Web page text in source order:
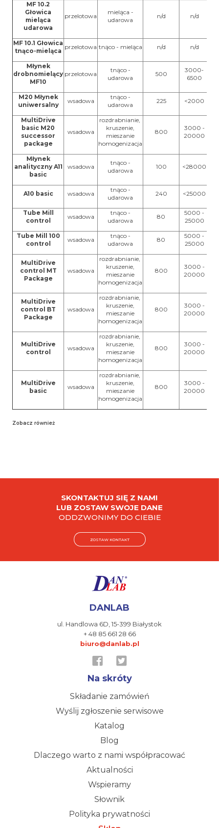
MF 10.2
Głowica
mieląca
udarowa
przelotowa
mieląca -
udarowa
n/d n/d
MF 10.1 Głowica
tnąco-mieląca
przelotowa tnąco - mieląca n/d n/d
Młynek
drobnomielący
MF10
przelotowa
tnąco -
udarowa
500
3000-
6500
M20 Młynek
uniwersalny
wsadowa
tnąco -
udarowa
225 <2000
MultiDrive
basic M20
successor
package
wsadowa
rozdrabnianie,
kruszenie,
mieszanie
homogenizacja
800
3000 -
20000
Młynek
analityczny A11
basic
wsadowa
tnąco -
udarowa
100 <28000
A10 basic wsadowa
tnąco -
udarowa
240 <25000
Tube Mill
control
wsadowa
tnąco -
udarowa
80
5000 -
25000
Tube Mill 100
control
wsadowa
tnąco -
udarowa
80
5000 -
25000
MultiDrive
control MT
Package
wsadowa
rozdrabnianie,
kruszenie,
mieszanie
homogenizacja
800
3000 -
20000
MultiDrive
control BT
Package
wsadowa
rozdrabnianie,
kruszenie,
mieszanie
homogenizacja
800
3000 -
20000
MultiDrive
control
wsadowa
rozdrabnianie,
kruszenie,
mieszanie
homogenizacja
800
3000 -
20000
MultiDrive
basic
wsadowa
rozdrabnianie,
kruszenie,
mieszanie
homogenizacja
800
3000 -
20000
Zobacz również
SKONTAKTUJ SIĘ Z NAMI
LUB ZOSTAW SWOJE DANE
ODDZWONIMY DO CIEBIE
ZOSTAW KONTAKT
DANLAB
ul. Handlowa 6D,15-399 Białystok
+ 48 85 661 28 66
biuro@danlab.pl
Na skróty
Składanie zamówień
Wyślij zgłoszenie serwisowe
Katalog
Blog
Dlaczego warto z nami współpracować
Aktualności
Wspieramy
Słownik
Polityka prywatności